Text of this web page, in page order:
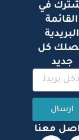
في
القائمة
البريدية
كل
جديد
ارسال
معنا